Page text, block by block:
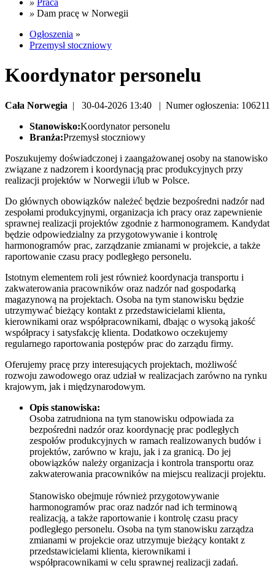
» Praca
» Dam pracę w Norwegii
Ogłoszenia »
Przemysł stoczniowy
Koordynator personelu
Cała Norwegia | 30-04-2026 13:40 | Numer ogłoszenia: 106211
Stanowisko:Koordynator personelu
Branża:Przemysł stoczniowy
Poszukujemy doświadczonej i zaangażowanej osoby na stanowisko
związane z nadzorem i koordynacją prac produkcyjnych przy
realizacji projektów w Norwegii i/lub w Polsce.
Do głównych obowiązków należeć będzie bezpośredni nadzór nad
zespołami produkcyjnymi, organizacja ich pracy oraz zapewnienie
sprawnej realizacji projektów zgodnie z harmonogramem. Kandydat
będzie odpowiedzialny za przygotowywanie i kontrolę
harmonogramów prac, zarządzanie zmianami w projekcie, a także
raportowanie czasu pracy podległego personelu.
Istotnym elementem roli jest również koordynacja transportu i
zakwaterowania pracowników oraz nadzór nad gospodarką
magazynową na projektach. Osoba na tym stanowisku będzie
utrzymywać bieżący kontakt z przedstawicielami klienta,
kierownikami oraz współpracownikami, dbając o wysoką jakość
współpracy i satysfakcję klienta. Dodatkowo oczekujemy
regularnego raportowania postępów prac do zarządu firmy.
Oferujemy pracę przy interesujących projektach, możliwość
rozwoju zawodowego oraz udział w realizacjach zarówno na rynku
krajowym, jak i międzynarodowym.
Opis stanowiska:
Osoba zatrudniona na tym stanowisku odpowiada za
bezpośredni nadzór oraz koordynację prac podległych
zespołów produkcyjnych w ramach realizowanych budów i
projektów, zarówno w kraju, jak i za granicą. Do jej
obowiązków należy organizacja i kontrola transportu oraz
zakwaterowania pracowników na miejscu realizacji projektu.
Stanowisko obejmuje również przygotowywanie
harmonogramów prac oraz nadzór nad ich terminową
realizacją, a także raportowanie i kontrolę czasu pracy
podległego personelu. Osoba na tym stanowisku zarządza
zmianami w projekcie oraz utrzymuje bieżący kontakt z
przedstawicielami klienta, kierownikami i
współpracownikami w celu sprawnej realizacji zadań.